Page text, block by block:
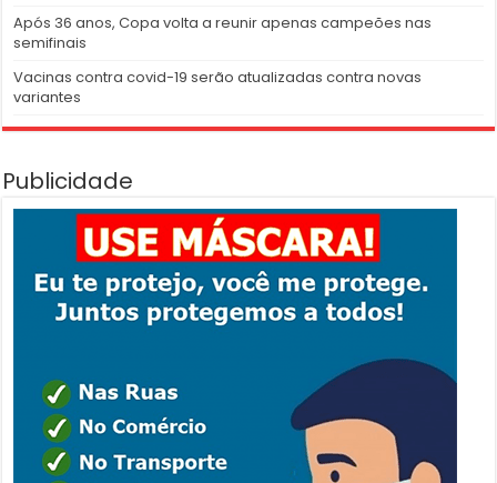
Após 36 anos, Copa volta a reunir apenas campeões nas
semifinais
Vacinas contra covid-19 serão atualizadas contra novas
variantes
Publicidade